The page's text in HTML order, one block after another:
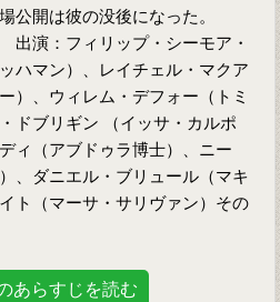
公開は彼の没後になった。
演：フィリップ・シーモア・
ハマン）、レイチェル・マクア
）、ウィレム・デフォー（トミ
ドブリギン （イッサ・カルポ
ィ（アブドゥラ博士）、ニー
、ダニエル・ブリュール（マキ
ト（マーサ・サリヴァン）その
あらすじを読む